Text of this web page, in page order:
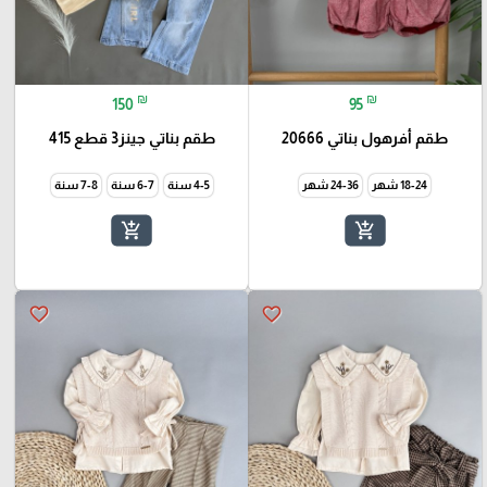
95 ₪
طقم أفرهول بناتي 20666
18-24 شهر 24-36 شهر
add_shopping_cart
150 ₪
طقم بناتي جينز3 قطع 415
4-5 سنة 6-7 سنة 7-8 سنة
add_shopping_cart
favorite_border
favorite_border